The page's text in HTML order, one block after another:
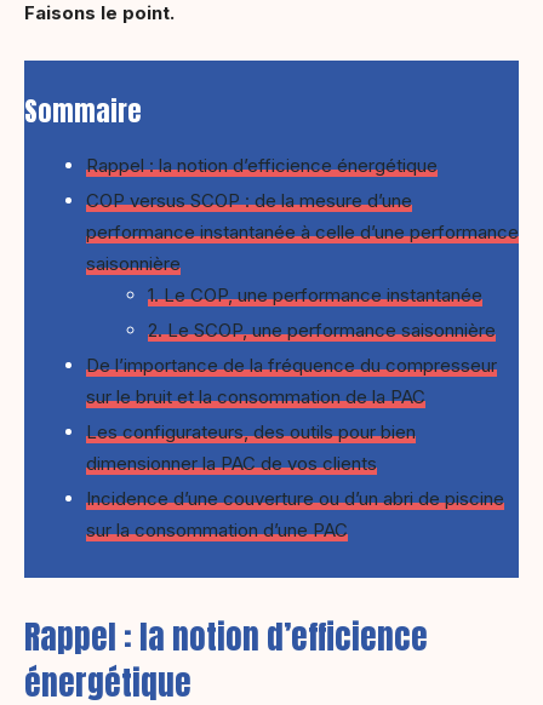
Faisons le point.
Sommaire
Rappel : la notion d’efficience énergétique
COP versus SCOP : de la mesure d’une
performance instantanée à celle d’une performance
saisonnière
1. Le COP, une performance instantanée
2. Le SCOP, une performance saisonnière
De l’importance de la fréquence du compresseur
sur le bruit et la consommation de la PAC
Les configurateurs, des outils pour bien
dimensionner la PAC de vos clients
Incidence d’une couverture ou d’un abri de piscine
sur la consommation d’une PAC
Rappel : la notion d’efficience
énergétique